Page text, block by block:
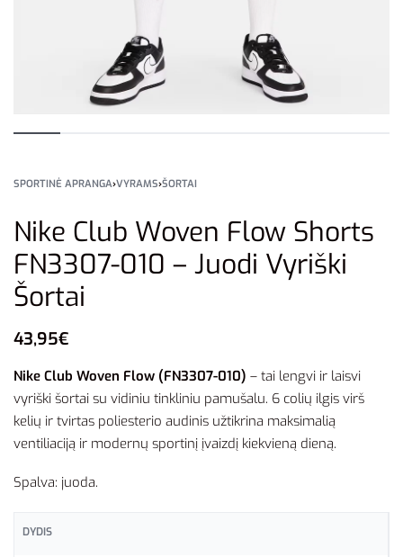
SPORTINĖ APRANGA›VYRAMS›ŠORTAI
Nike Club Woven Flow Shorts
FN3307-010 – Juodi Vyriški
Šortai
43,95€
Nike Club Woven Flow (FN3307-010) – tai lengvi ir laisvi
vyriški šortai su vidiniu tinkliniu pamušalu. 6 colių ilgis virš
kelių ir tvirtas poliesterio audinis užtikrina maksimalią
ventiliaciją ir modernų sportinį įvaizdį kiekvieną dieną.
Spalva: juoda.
DYDIS